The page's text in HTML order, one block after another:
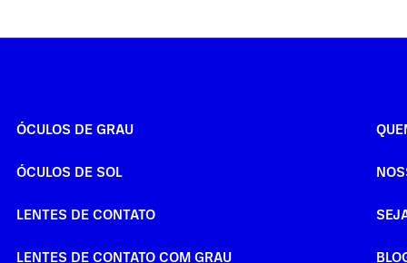
ÓCULOS DE GRAU
ÓCULOS DE SOL
LENTES DE CONTATO
LENTES DE CONTATO COM GRAU